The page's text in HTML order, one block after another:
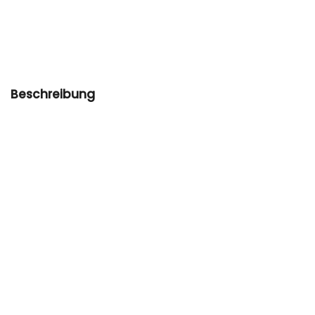
Beschreibung